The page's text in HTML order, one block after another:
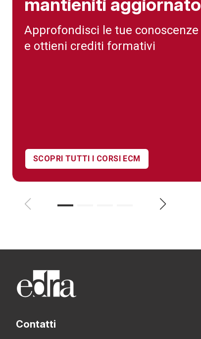
mantieniti aggiornato
Approfondisci le tue conoscenze
e ottieni crediti formativi
SCOPRI TUTTI I CORSI ECM
Contatti